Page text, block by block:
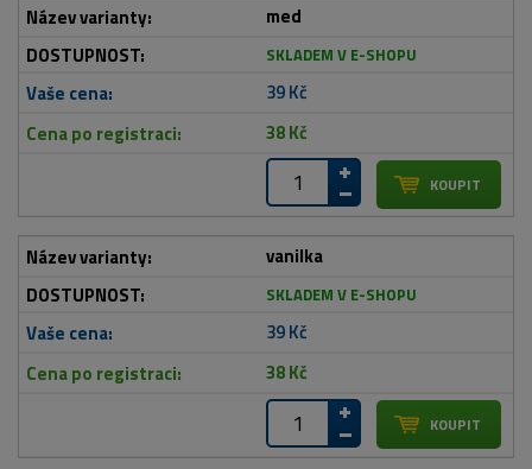
med
SKLADEM V E-SHOPU
39 Kč
38 Kč
vanilka
SKLADEM V E-SHOPU
39 Kč
38 Kč